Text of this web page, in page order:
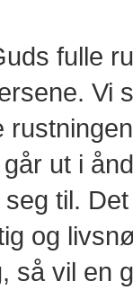
fulle
Vi
ut i
seg til.
og
så vil en